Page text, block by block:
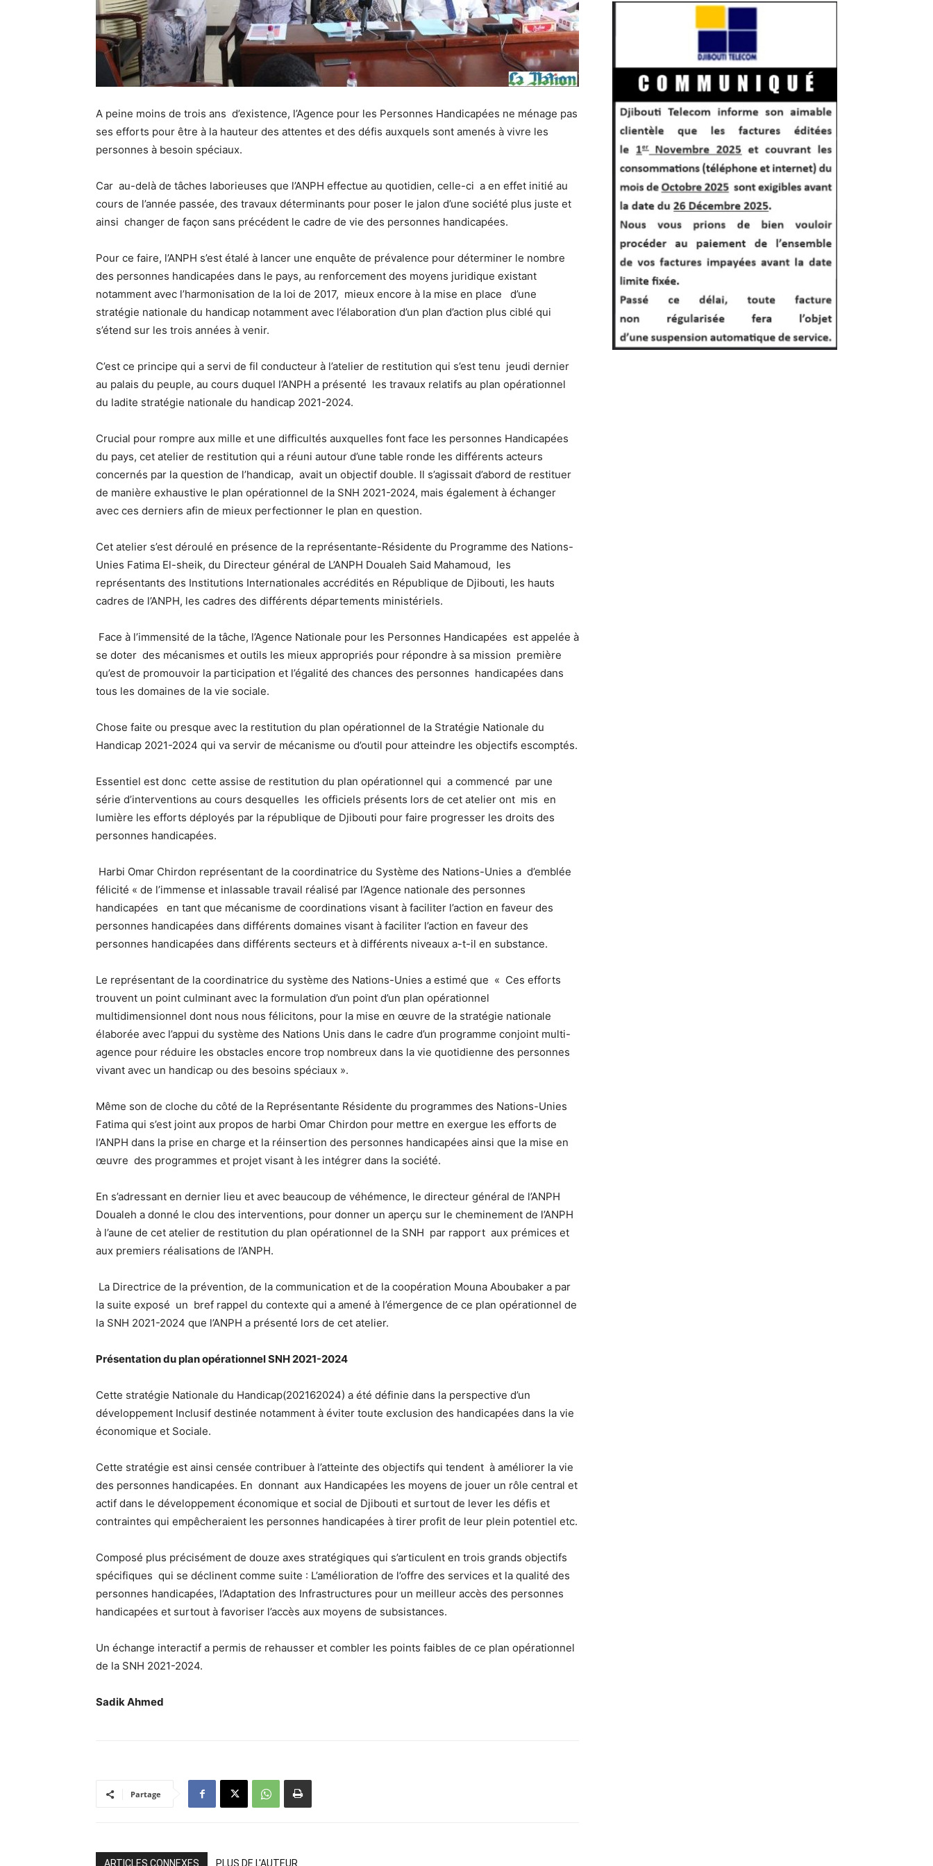
A peine moins de trois ans d’existence, l’Agence pour les Personnes Handicapées ne ménage pas
ses efforts pour être à la hauteur des attentes et des défis auxquels sont amenés à vivre les
personnes à besoin spéciaux.
Car au-delà de tâches laborieuses que l’ANPH effectue au quotidien, celle-ci a en effet initié au
cours de l’année passée, des travaux déterminants pour poser le jalon d’une société plus juste et
ainsi changer de façon sans précédent le cadre de vie des personnes handicapées.
Pour ce faire, l’ANPH s’est étalé à lancer une enquête de prévalence pour déterminer le nombre
des personnes handicapées dans le pays, au renforcement des moyens juridique existant
notamment avec l’harmonisation de la loi de 2017, mieux encore à la mise en place d’une
stratégie nationale du handicap notamment avec l’élaboration d’un plan d’action plus ciblé qui
s’étend sur les trois années à venir.
C’est ce principe qui a servi de fil conducteur à l’atelier de restitution qui s’est tenu jeudi dernier
au palais du peuple, au cours duquel l’ANPH a présenté les travaux relatifs au plan opérationnel
du ladite stratégie nationale du handicap 2021-2024.
Crucial pour rompre aux mille et une difficultés auxquelles font face les personnes Handicapées
du pays, cet atelier de restitution qui a réuni autour d’une table ronde les différents acteurs
concernés par la question de l’handicap, avait un objectif double. Il s’agissait d’abord de restituer
de manière exhaustive le plan opérationnel de la SNH 2021-2024, mais également à échanger
avec ces derniers afin de mieux perfectionner le plan en question.
Cet atelier s’est déroulé en présence de la représentante-Résidente du Programme des Nations-
Unies Fatima El-sheik, du Directeur général de L’ANPH Doualeh Said Mahamoud, les
représentants des Institutions Internationales accrédités en République de Djibouti, les hauts
cadres de l’ANPH, les cadres des différents départements ministériels.
Face à l’immensité de la tâche, l’Agence Nationale pour les Personnes Handicapées est appelée à
se doter des mécanismes et outils les mieux appropriés pour répondre à sa mission première
qu’est de promouvoir la participation et l’égalité des chances des personnes handicapées dans
tous les domaines de la vie sociale.
Chose faite ou presque avec la restitution du plan opérationnel de la Stratégie Nationale du
Handicap 2021-2024 qui va servir de mécanisme ou d’outil pour atteindre les objectifs escomptés.
Essentiel est donc cette assise de restitution du plan opérationnel qui a commencé par une
série d’interventions au cours desquelles les officiels présents lors de cet atelier ont mis en
lumière les efforts déployés par la république de Djibouti pour faire progresser les droits des
personnes handicapées.
Harbi Omar Chirdon représentant de la coordinatrice du Système des Nations-Unies a d’emblée
félicité « de l’immense et inlassable travail réalisé par l’Agence nationale des personnes
handicapées en tant que mécanisme de coordinations visant à faciliter l’action en faveur des
personnes handicapées dans différents domaines visant à faciliter l’action en faveur des
personnes handicapées dans différents secteurs et à différents niveaux a-t-il en substance.
Le représentant de la coordinatrice du système des Nations-Unies a estimé que « Ces efforts
trouvent un point culminant avec la formulation d’un point d’un plan opérationnel
multidimensionnel dont nous nous félicitons, pour la mise en œuvre de la stratégie nationale
élaborée avec l’appui du système des Nations Unis dans le cadre d’un programme conjoint multi-
agence pour réduire les obstacles encore trop nombreux dans la vie quotidienne des personnes
vivant avec un handicap ou des besoins spéciaux ».
Même son de cloche du côté de la Représentante Résidente du programmes des Nations-Unies
Fatima qui s’est joint aux propos de harbi Omar Chirdon pour mettre en exergue les efforts de
l’ANPH dans la prise en charge et la réinsertion des personnes handicapées ainsi que la mise en
œuvre des programmes et projet visant à les intégrer dans la société.
En s’adressant en dernier lieu et avec beaucoup de véhémence, le directeur général de l’ANPH
Doualeh a donné le clou des interventions, pour donner un aperçu sur le cheminement de l’ANPH
à l’aune de cet atelier de restitution du plan opérationnel de la SNH par rapport aux prémices et
aux premiers réalisations de l’ANPH.
La Directrice de la prévention, de la communication et de la coopération Mouna Aboubaker a par
la suite exposé un bref rappel du contexte qui a amené à l’émergence de ce plan opérationnel de
la SNH 2021-2024 que l’ANPH a présenté lors de cet atelier.
Présentation du plan opérationnel SNH 2021-2024
Cette stratégie Nationale du Handicap(202162024) a été définie dans la perspective d’un
développement Inclusif destinée notamment à éviter toute exclusion des handicapées dans la vie
économique et Sociale.
Cette stratégie est ainsi censée contribuer à l’atteinte des objectifs qui tendent à améliorer la vie
des personnes handicapées. En donnant aux Handicapées les moyens de jouer un rôle central et
actif dans le développement économique et social de Djibouti et surtout de lever les défis et
contraintes qui empêcheraient les personnes handicapées à tirer profit de leur plein potentiel etc.
Composé plus précisément de douze axes stratégiques qui s’articulent en trois grands objectifs
spécifiques qui se déclinent comme suite : L’amélioration de l’offre des services et la qualité des
personnes handicapées, l’Adaptation des Infrastructures pour un meilleur accès des personnes
handicapées et surtout à favoriser l’accès aux moyens de subsistances.
Un échange interactif a permis de rehausser et combler les points faibles de ce plan opérationnel
de la SNH 2021-2024.
Sadik Ahmed
Partage
ARTICLES CONNEXES PLUS DE L'AUTEUR